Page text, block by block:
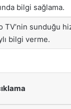
bilgi sağlama.
TV’nin sunduğu
bilgi verme.